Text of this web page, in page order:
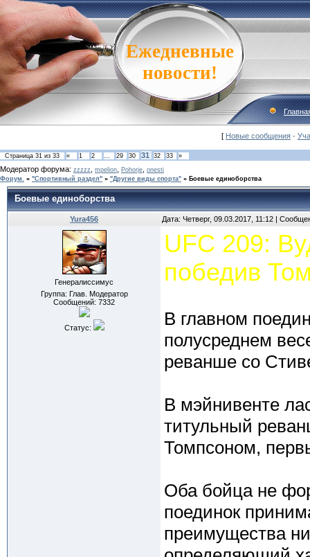
Ежедневные
новости!
[ Новые сообщения ·
Страница 31 из 33 « 1 2 … 29 30 31 32 33 »
Модератор форума: zzzzz mpelion Pohorje onesti
Форум. » "Спортивный раздел" » "Другие виды спорта" » Боевые единоборства
Боевые единоборства
Yura456 Дата: Четверг, 09.03.2017, 11:12 |
Генералиссимус
Группа: Глав. Модератор
Сообщений: 7332
Статус:
UFC 209:
победив
В главном
полусреднем
реванше со
В мэйнивенте
титульный
Томпсоном,
Оба бойца не
поединок
преимущества